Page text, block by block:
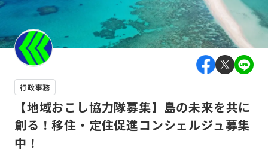
行政事務
【地域おこし協力隊募集】島の未来を共に
創る！移住・定住促進コンシェルジュ募集
中！